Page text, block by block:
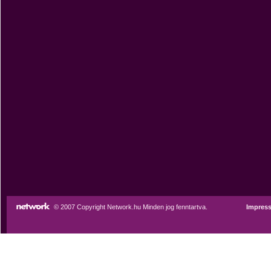
© 2007 Copyright Network.hu Minden jog fenntartva.